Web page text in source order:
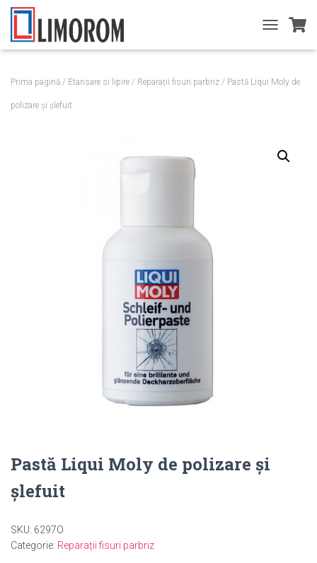
O
Prima pagină / Etansare si lipire / Reparații fisuri parbriz / Pastă Liqui Moly de
polizare şi şlefuit
Pastă Liqui Moly de polizare şi
şlefuit
SKU: 6297O
Categorie: Reparații fisuri parbriz